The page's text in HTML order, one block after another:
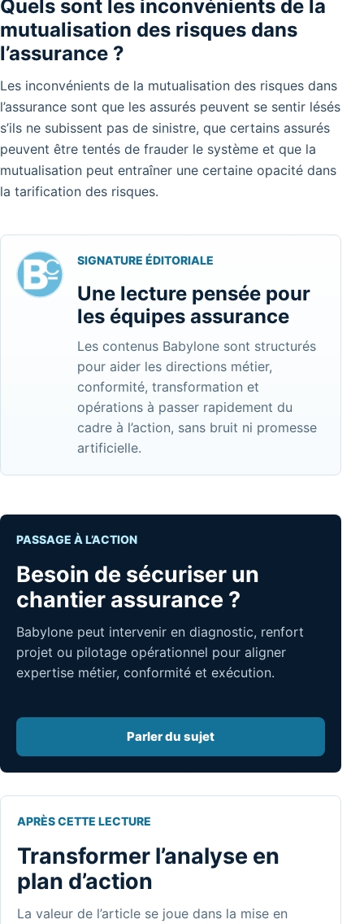
Quels sont les inconvénients de la
mutualisation des risques dans
l’assurance ?
Les inconvénients de la mutualisation des risques dans
l’assurance sont que les assurés peuvent se sentir lésés
s’ils ne subissent pas de sinistre, que certains assurés
peuvent être tentés de frauder le système et que la
mutualisation peut entraîner une certaine opacité dans
la tarification des risques.
SIGNATURE ÉDITORIALE
Une lecture pensée pour
les équipes assurance
Les contenus Babylone sont structurés
pour aider les directions métier,
conformité, transformation et
opérations à passer rapidement du
cadre à l’action, sans bruit ni promesse
artificielle.
PASSAGE À L’ACTION
Besoin de sécuriser un
chantier assurance ?
Babylone peut intervenir en diagnostic, renfort
projet ou pilotage opérationnel pour aligner
expertise métier, conformité et exécution.
Parler du sujet
APRÈS CETTE LECTURE
Transformer l’analyse en
plan d’action
La valeur de l’article se joue dans la mise en